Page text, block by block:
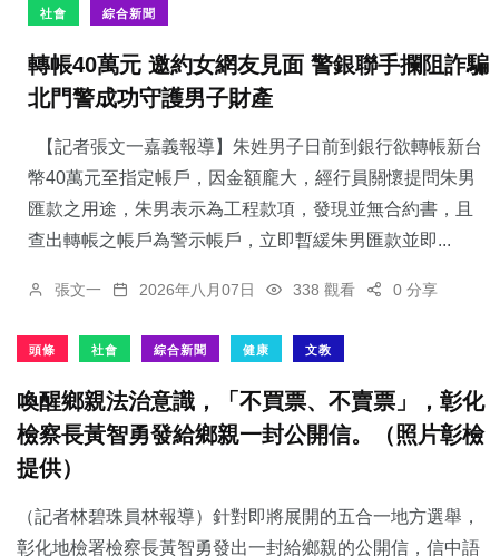
社會 綜合新聞
轉帳40萬元 邀約女網友見面 警銀聯手攔阻詐騙
北門警成功守護男子財產
【記者張文一嘉義報導】朱姓男子日前到銀行欲轉帳新台
幣40萬元至指定帳戶，因金額龐大，經行員關懷提問朱男
匯款之用途，朱男表示為工程款項，發現並無合約書，且
查出轉帳之帳戶為警示帳戶，立即暫緩朱男匯款並即...
張文一 2026年八月07日 338 觀看 0 分享
頭條 社會 綜合新聞 健康 文教
喚醒鄉親法治意識，「不買票、不賣票」，彰化
檢察長黃智勇發給鄉親一封公開信。（照片彰檢
提供）
（記者林碧珠員林報導）針對即將展開的五合一地方選舉，
彰化地檢署檢察長黃智勇發出一封給鄉親的公開信，信中語